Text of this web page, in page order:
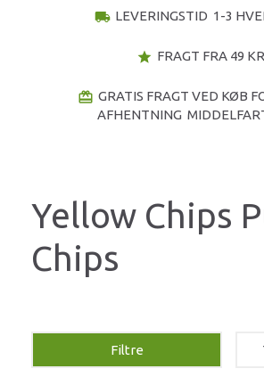
local_shipping LEVERINGSTID 1-3
star FRAGT FRA 49 KR
redeem GRATIS FRAGT VED KØB
AFHENTNING
Yellow Chips
Chips
Filtre